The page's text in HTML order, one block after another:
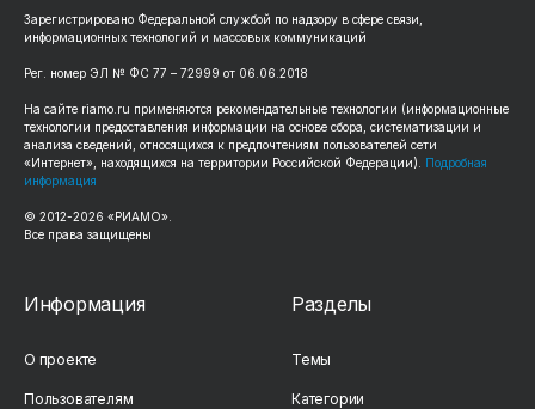
Зарегистрировано Федеральной службой по надзору в сфере связи,
информационных технологий и массовых коммуникаций
Рег. номер ЭЛ № ФС 77 – 72999 от 06.06.2018
На сайте riamo.ru применяются рекомендательные технологии (информационные
технологии предоставления информации на основе сбора, систематизации и
анализа сведений, относящихся к предпочтениям пользователей сети
«Интернет», находящихся на территории Российской Федерации). Подробная
информация
© 2012-2026 «РИАМО».
Все права защищены
Информация
О проекте
Пользователям
Разделы
Темы
Категории